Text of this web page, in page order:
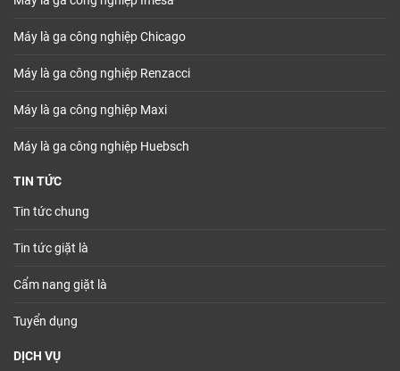
Máy là ga công nghiệp Chicago
Máy là ga công nghiệp Renzacci
Máy là ga công nghiệp Maxi
Máy là ga công nghiệp Huebsch
TIN TỨC
Tin tức chung
Tin tức giặt là
Cẩm nang giặt là
Tuyển dụng
DỊCH VỤ